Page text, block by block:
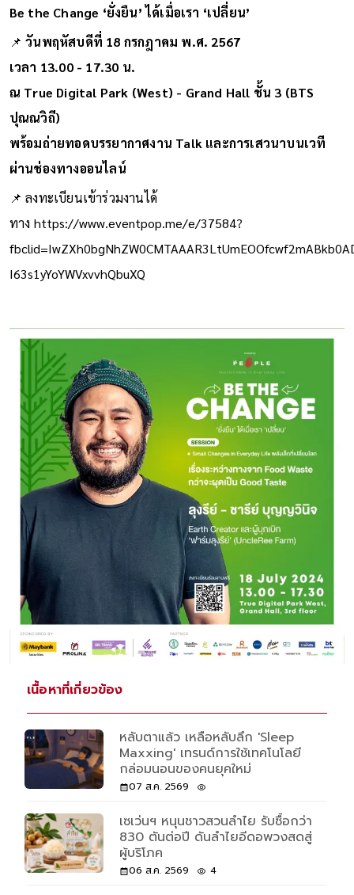
Be the Change ‘ยั่งยืน’ ได้เมื่อเรา ‘เปลี่ยน’
📌วันพฤหัสบดีที่ 18 กรกฎาคม พ.ศ. 2567
เวลา 13.00 - 17.30 น.
ณ True Digital Park (West) - Grand Hall ชั้น 3 (BTS
ปุณณวิถี)
พร้อมถ่ายทอดบรรยากาศงาน Talk และการเสวนาบนเวที
ผ่านช่องทางออนไลน์
📌 ลงทะเบียนเข้าร่วมงานได้
ทาง https://www.eventpop.me/e/37584?
I63s1yYoYWVxvvhQbuXQ
เนื้อหาที่เกี่ยวข้อง
หลับตาแล้ว เหลือหลับลึก 'Sleep
Maxxing' เทรนด์การใช้เทคโนโลยี
กล่อมนอนของคนยุคใหม่
07 ส.ค. 2569
เซเว่นฯ หนุนชาวสวนลำไย รับซื้อกว่า
830 ตันต่อปี ดันลำไยอีดอพวงสดสู่
ผู้บริโภค
06 ส.ค. 2569 4